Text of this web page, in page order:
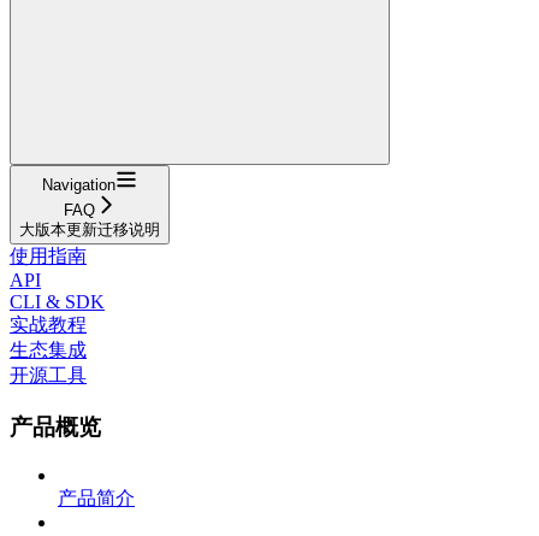
Navigation
FAQ
大版本更新迁移说明
使用指南
API
CLI & SDK
实战教程
生态集成
开源工具
产品概览
产品简介